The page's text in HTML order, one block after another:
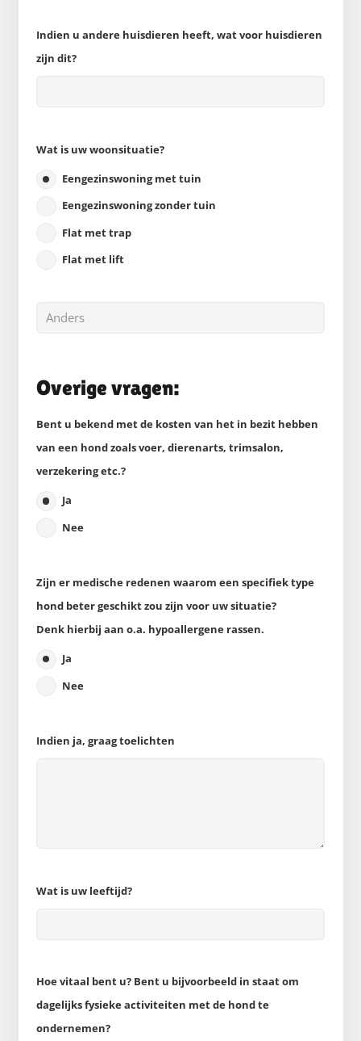
Indien u andere huisdieren heeft, wat voor huisdieren
zijn dit?
Wat is uw woonsituatie?
Eengezinswoning met tuin
Eengezinswoning zonder tuin
Flat met trap
Flat met lift
Overige vragen:
Bent u bekend met de kosten van het in bezit hebben
van een hond zoals voer, dierenarts, trimsalon,
verzekering etc.?
Ja
Nee
Zijn er medische redenen waarom een specifiek type
hond beter geschikt zou zijn voor uw situatie?
Denk hierbij aan o.a. hypoallergene rassen.
Ja
Nee
Indien ja, graag toelichten
Wat is uw leeftijd?
Hoe vitaal bent u? Bent u bijvoorbeeld in staat om
dagelijks fysieke activiteiten met de hond te
ondernemen?